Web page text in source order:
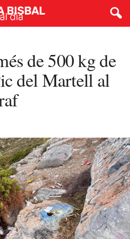
de 500 kg de
del Martell al